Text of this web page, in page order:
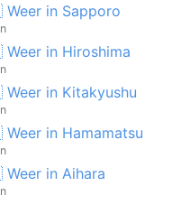
in Sapporo
in Hiroshima
in Kitakyushu
in Hamamatsu
in Aihara